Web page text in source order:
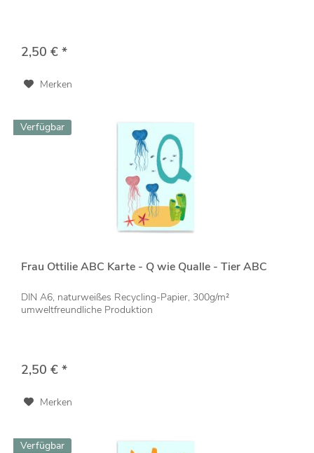
2,50 € *
Merken
Verfügbar
Frau Ottilie ABC Karte - Q wie Qualle - Tier ABC
DIN A6, naturweißes Recycling-Papier, 300g/m²
umweltfreundliche Produktion
2,50 € *
Merken
Verfügbar